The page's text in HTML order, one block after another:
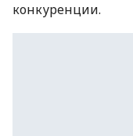
конкуренции.